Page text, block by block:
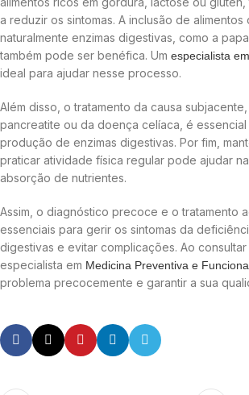
a reduzir os sintomas. A inclusão de alimentos
naturalmente enzimas digestivas, como a
também pode ser benéfica. Um especialista
ideal para ajudar nesse processo.
Além disso, o tratamento da causa
pancreatite ou da doença celíaca, é essencial
produção de enzimas digestivas. Por fim,
praticar atividade física regular pode ajudar
absorção de nutrientes.
Assim, o diagnóstico precoce e o tratamento
essenciais para gerir os sintomas da
digestivas e evitar complicações. Ao consultar
especialista em Medicina Preventiva e
problema precocemente e garantir a sua